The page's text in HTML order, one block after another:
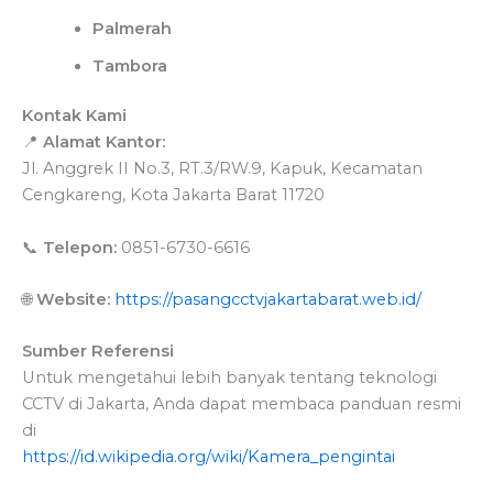
Palmerah
Tambora
Kontak Kami
📍 Alamat Kantor:
Jl. Anggrek II No.3, RT.3/RW.9, Kapuk, Kecamatan
Cengkareng, Kota Jakarta Barat 11720
📞 Telepon: 0851-6730-6616
🌐Website: https://pasangcctvjakartabarat.web.id/
Sumber Referensi
Untuk mengetahui lebih banyak tentang teknologi
CCTV di Jakarta, Anda dapat membaca panduan resmi
di
https://id.wikipedia.org/wiki/Kamera_pengintai